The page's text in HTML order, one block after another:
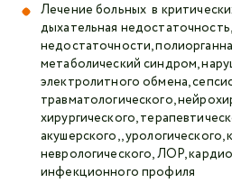
Лечение больных в
дыхательная
недостаточности,
метаболический синдром,
электролитного обмена,
травматологического,
хирургического,
акушерского,, урологического,
неврологического, ЛОР,
инфекционного профиля